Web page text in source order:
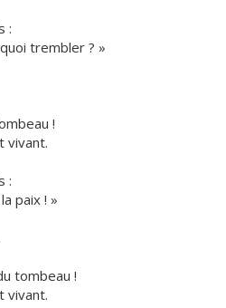
:
trembler ? »
!
vivant.
:
paix ! »
tombeau !
vivant.